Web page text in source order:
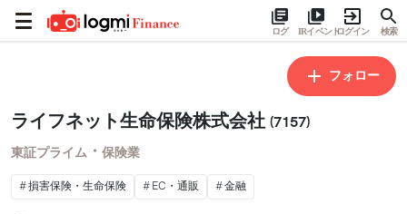
ログ IRイベントログイン 検索
フォロー
ライフネット生命保険株式会社 (7157)
東証プライム ・ 保険業
損害保険・生命保険 EC・通販 金融